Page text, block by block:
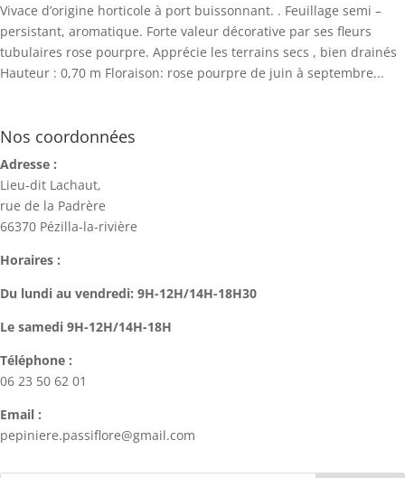
Vivace d’origine horticole à port buissonnant. . Feuillage semi –
persistant, aromatique. Forte valeur décorative par ses fleurs
tubulaires rose pourpre. Apprécie les terrains secs , bien drainés
Hauteur : 0,70 m Floraison: rose pourpre de juin à septembre...
Nos coordonnées
Adresse :
Lieu-dit Lachaut,
rue de la Padrère
66370 Pézilla-la-rivière
Horaires :
Du lundi au vendredi: 9H-12H/14H-18H30
Le samedi 9H-12H/14H-18H
Téléphone :
06 23 50 62 01
Email :
pepiniere.passiflore@gmail.com